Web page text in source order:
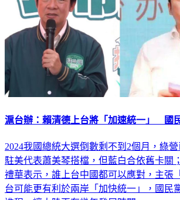
滬台辦：賴清德上台將「加速統一」 國
2024我國總統大選倒數剩不到2個月，綠
駐美代表蕭美琴搭檔，但藍白合依舊卡關
禮華表示，誰上台中國都可以應對，主張
台可能更有利於兩岸「加快統一」，國民